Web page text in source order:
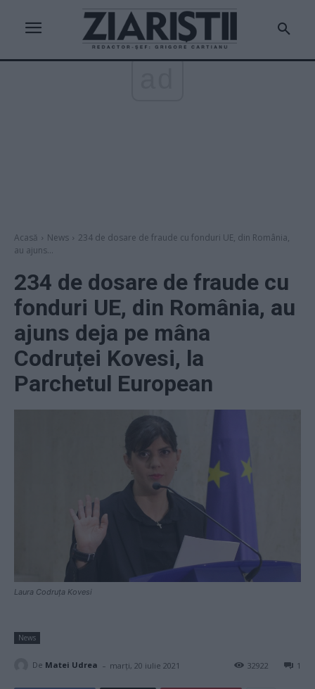
Acasă News
234 de dosare de fraude cu fonduri UE, din România,
au ajuns...
234 de dosare de fraude cu
fonduri UE, din România, au
ajuns deja pe mâna
Codruței Kovesi, la
Parchetul European
Laura Codruța Kovesi
News
De Matei Udrea - marți, 20 iulie 2021 1
32922